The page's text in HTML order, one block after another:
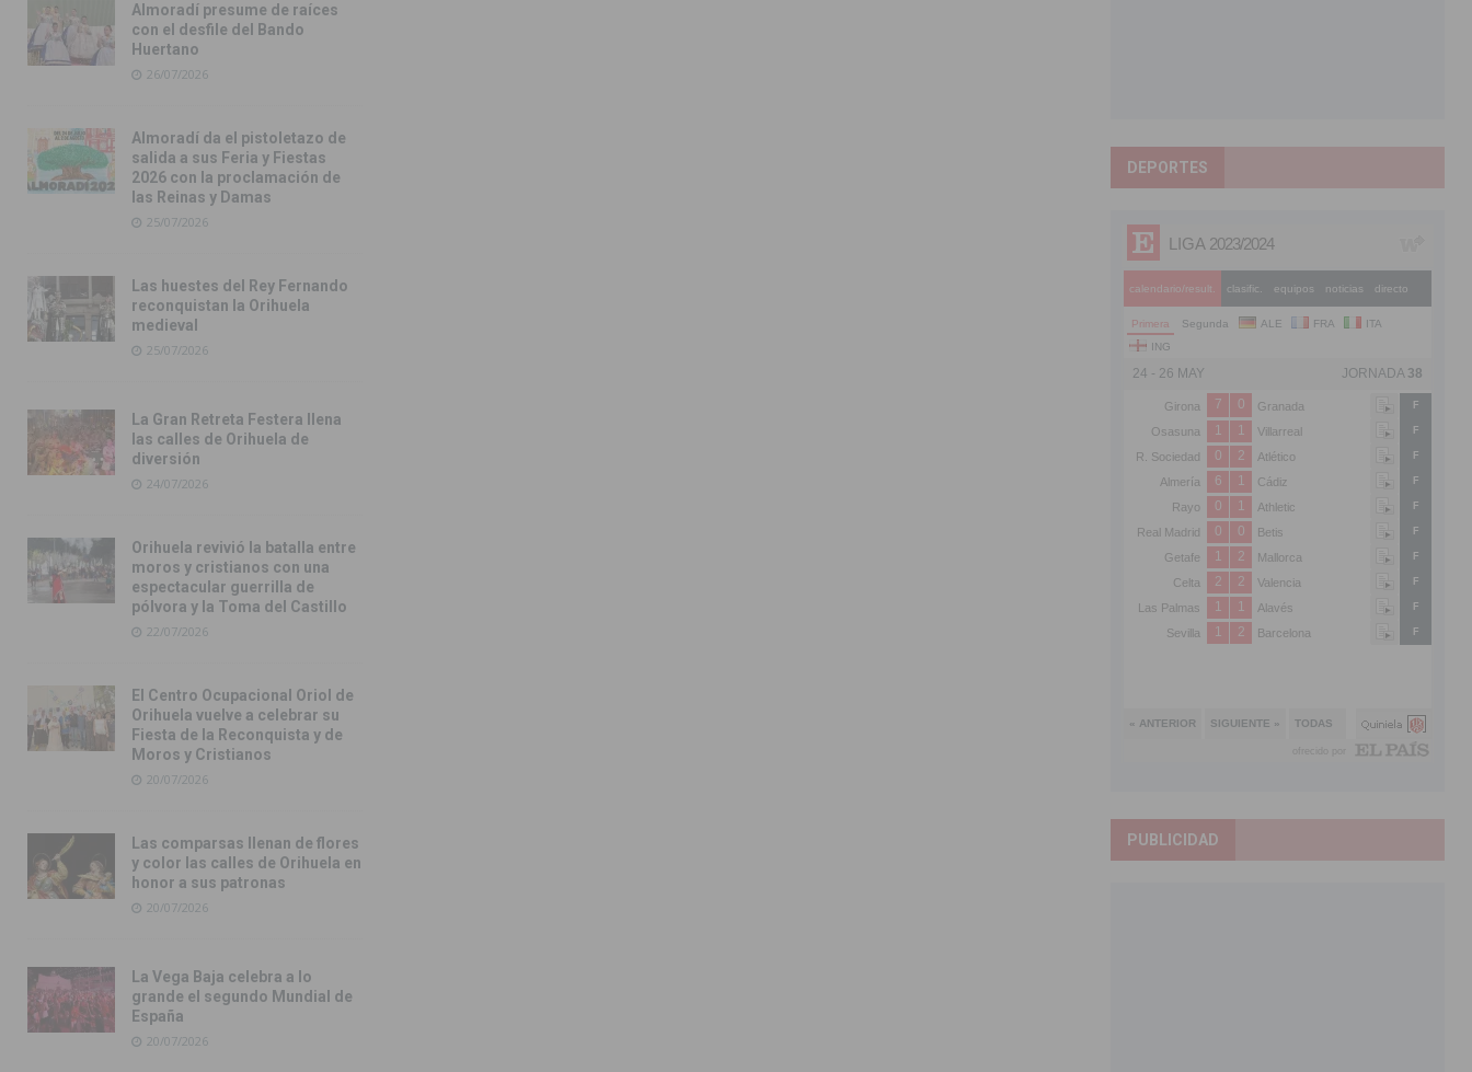
Almoradí presume de raíces
con el desfile del Bando
Huertano
26/07/2026
Almoradí da el pistoletazo de
salida a sus Feria y Fiestas
2026 con la proclamación de
las Reinas y Damas
25/07/2026
Las huestes del Rey Fernando
reconquistan la Orihuela
medieval
25/07/2026
La Gran Retreta Festera llena
las calles de Orihuela de
diversión
24/07/2026
Orihuela revivió la batalla entre
moros y cristianos con una
espectacular guerrilla de
pólvora y la Toma del Castillo
22/07/2026
El Centro Ocupacional Oriol de
Orihuela vuelve a celebrar su
Fiesta de la Reconquista y de
Moros y Cristianos
20/07/2026
Las comparsas llenan de flores
y color las calles de Orihuela en
honor a sus patronas
20/07/2026
La Vega Baja celebra a lo
grande el segundo Mundial de
España
20/07/2026
DEPORTES
PUBLICIDAD